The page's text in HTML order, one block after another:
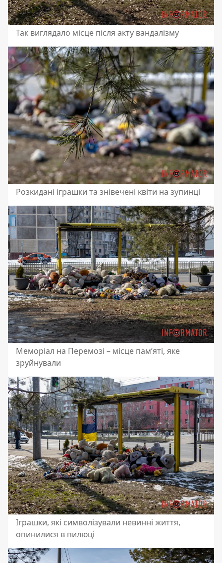
Так виглядало місце після акту вандалізму
Розкидані іграшки та знівечені квіти на зупинці
Меморіал на Перемозі – місце пам’яті, яке
зруйнували
Іграшки, які символізували невинні життя,
опинилися в пилюці